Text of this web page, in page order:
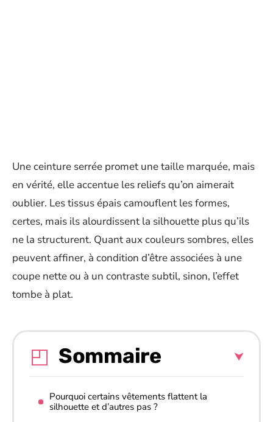
Une ceinture serrée promet une taille marquée, mais
en vérité, elle accentue les reliefs qu’on aimerait
oublier. Les tissus épais camouflent les formes,
certes, mais ils alourdissent la silhouette plus qu’ils
ne la structurent. Quant aux couleurs sombres, elles
peuvent affiner, à condition d’être associées à une
coupe nette ou à un contraste subtil, sinon, l’effet
tombe à plat.
Sommaire
Pourquoi certains vêtements flattent la
silhouette et d’autres pas ?